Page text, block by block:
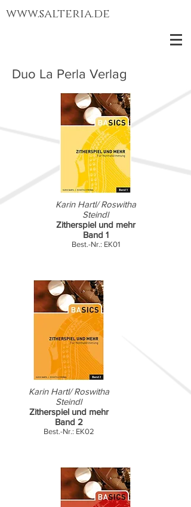
www.salteria.de
Duo La Perla Verlag
Karin Hartl/ Roswitha
Steindl
Zitherspiel und mehr
Band 1
Best.-Nr.: EK01
Karin Hartl/ Roswitha
Steindl
Zitherspiel und mehr
Band 2
Best.-Nr.: EK02